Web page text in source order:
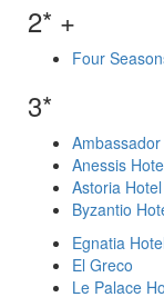
2* +
Four
3*
Anessis
Astoria Hotel
Byzantio
Egnatia Hotel
El Greco
Le Palace